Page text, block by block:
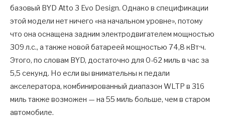
базовый BYD Atto 3 Evo Design. Однако в спецификации
этой модели нет ничего «на начальном уровне», потому
что она оснащена задним электродвигателем мощностью
309 л.с., а также новой батареей мощностью 74,8 кВт·ч.
Этого, по словам BYD, достаточно для 0-62 миль в час за
5,5 секунд. Но если вы внимательны к педали
акселератора, комбинированный диапазон WLTP в 316
миль также возможен — на 55 миль больше, чем в старом
автомобиле.